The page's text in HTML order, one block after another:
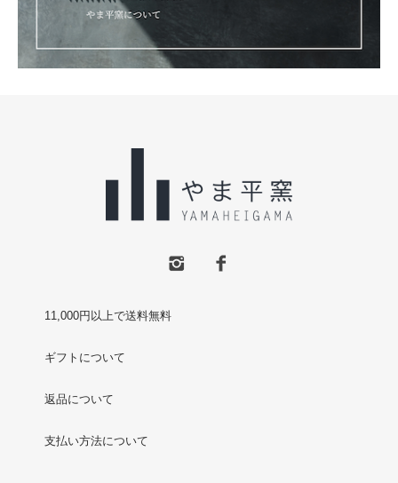
11,000円以上で送料無料
ギフトについて
返品について
支払い方法について